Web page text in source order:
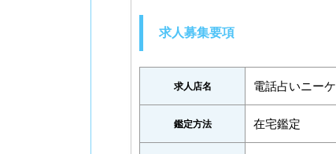
求人募集要項
求人店名 電話占いニーケ
鑑定方法 在宅鑑定